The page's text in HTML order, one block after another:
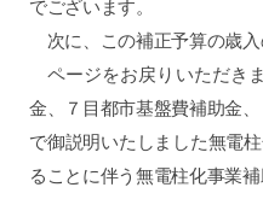
でございます。
次に、この補正予算の歳
ページをお戻りいただき
金、７目都市基盤費補助金
で御説明いたしました無電
ることに伴う無電柱化事業